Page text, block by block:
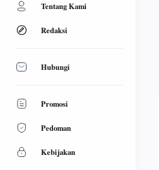
Tentang Kami
Redaksi
Hubungi
Promosi
Pedoman
Kebijakan